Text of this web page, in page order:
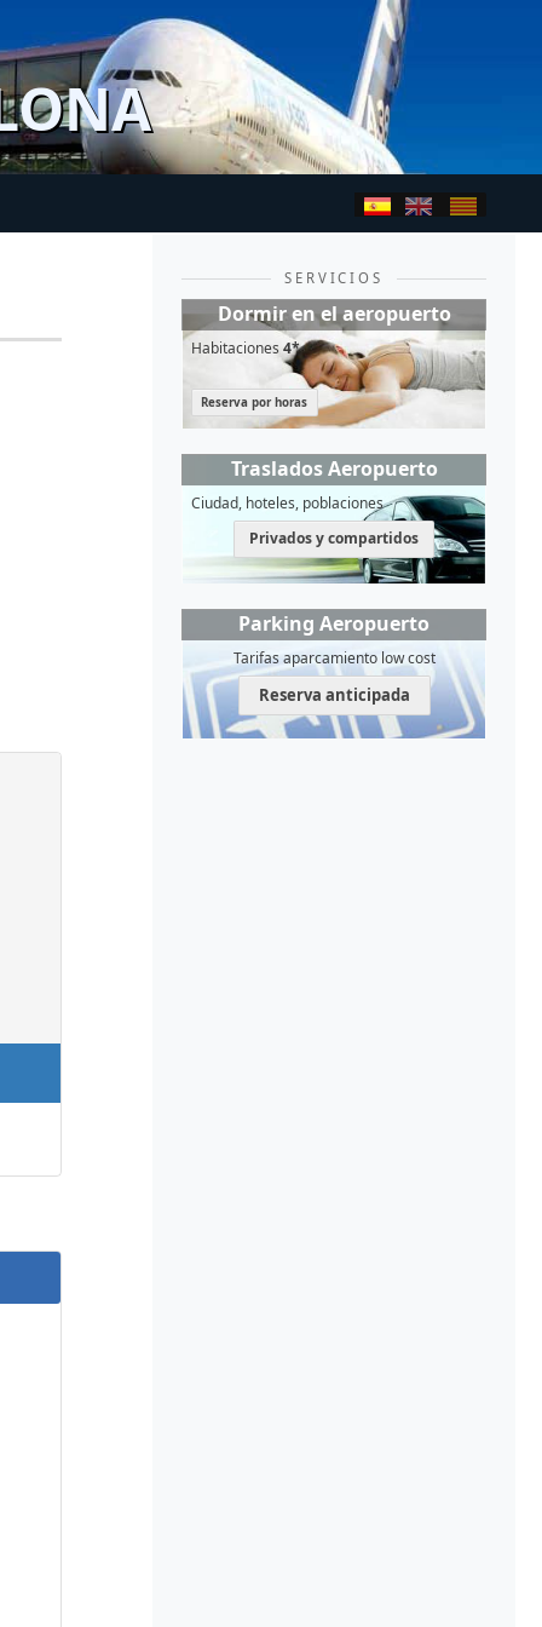
SERVICIOS
Dormir en el aeropuerto
Habitaciones4*
Reserva por horas
Traslados Aeropuerto
Ciudad, hoteles, poblaciones
Privados y compartidos
Parking Aeropuerto
Tarifas aparcamiento low cost
Reserva anticipada